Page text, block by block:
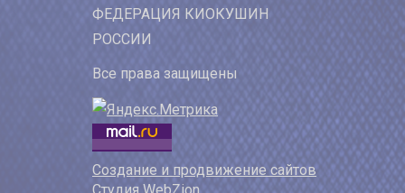
ФЕДЕРАЦИЯ КИОКУШИН
РОССИИ
Все права защищены
Создание и продвижение сайтов